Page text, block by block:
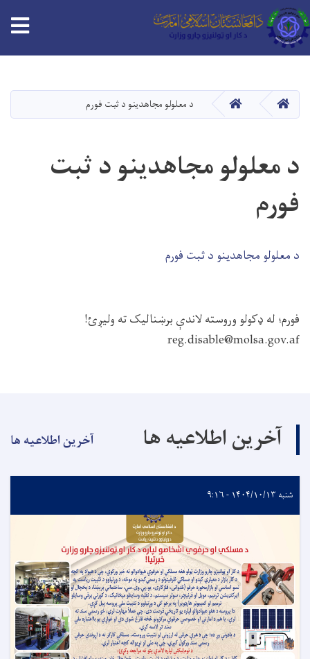
دانګل
HOME
HOME د معلولو مجاهدینو د ثبت فورم
د معلولو مجاهدینو د ثبت
فورم
د معلولو مجاهدینو د ثبت فورم
فورم؛ له ډکولو وروسته لاندې برښنالیک ته ولیږئ!
reg.disable@molsa.gov.af
آخرین اطلاعیه ها آخرین اطلاعیه ها
شنبه ۱۴۰۴/۱۰/۱۳ - ۹:۱۶